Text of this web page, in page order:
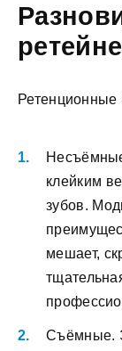
Ретенционные
клейким
зубов.
мешает,
Съёмные.